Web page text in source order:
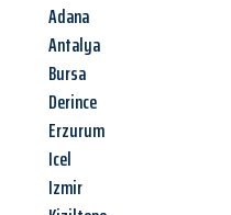
Adana
Antalya
Bursa
Derince
Erzurum
Icel
Izmir